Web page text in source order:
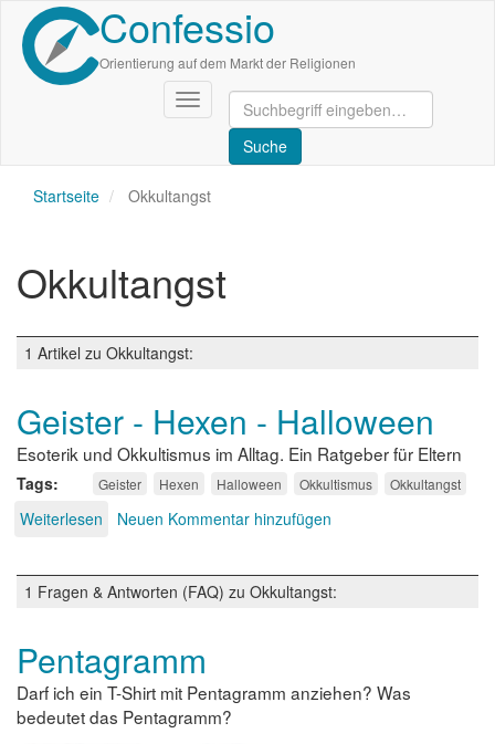
Direkt
zum
Inhalt
Confessio
Orientierung auf dem Markt der Religionen
Navigation
aktivieren/deaktivieren
Startseite Okkultangst
Okkultangst
1 Artikel zu Okkultangst:
Geister - Hexen - Halloween
Esoterik und Okkultismus im Alltag. Ein Ratgeber für Eltern
Tags Geister Hexen Halloween Okkultismus Okkultangst
Weiterlesen über
Hexen
-
Neuen Kommentar hinzufügen
1 Fragen & Antworten (FAQ) zu Okkultangst:
Pentagramm
Darf ich ein T-Shirt mit Pentagramm anziehen? Was
bedeutet das Pentagramm?